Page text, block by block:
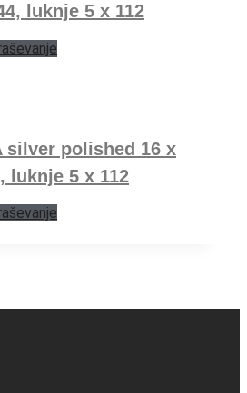
luknje 5 x 112
silver polished 16 x
luknje 5 x 112